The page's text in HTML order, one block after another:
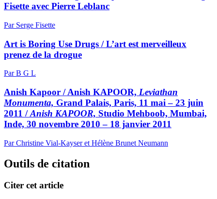
Fisette avec Pierre Leblanc
Par Serge Fisette
Art is Boring Use Drugs / L’art est merveilleux
prenez de la drogue
Par B G L
Anish Kapoor / Anish KAPOOR, Leviathan
Monumenta, Grand Palais, Paris, 11 mai – 23 juin
2011 /Anish KAPOOR, Studio Mehboob, Mumbai,
Inde, 30 novembre 2010 – 18 janvier 2011
Par Christine Vial-Kayser et Hélène Brunet Neumann
Outils de citation
Citer cet article